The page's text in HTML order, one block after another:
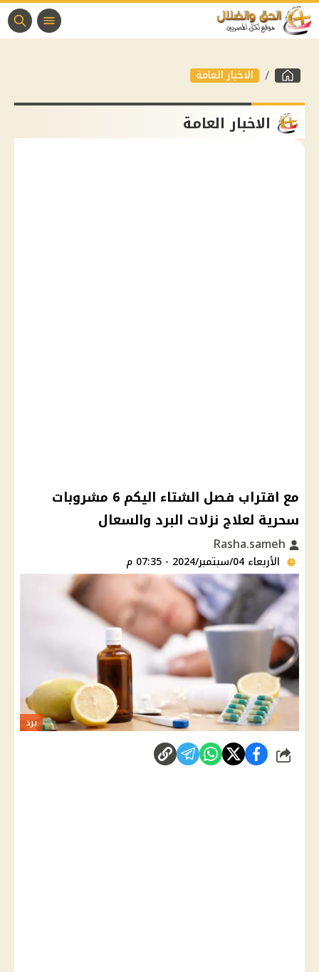
الاخبار العامة
الاخبار العامة
مع اقتراب فصل الشتاء اليكم 6 مشروبات
سحرية لعلاج نزلات البرد والسعال
الأربعاء 04/سبتمبر/2024 - 07:35 م
برد
شارك